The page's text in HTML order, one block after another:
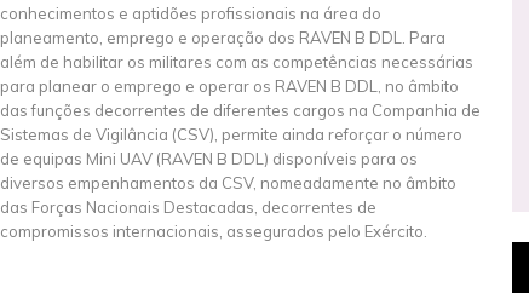
conhecimentos e aptidões profissionais na área do
planeamento, emprego e operação dos RAVEN B DDL. Para
além de habilitar os militares com as competências necessárias
para planear o emprego e operar os RAVEN B DDL, no âmbito
das funções decorrentes de diferentes cargos na Companhia de
Sistemas de Vigilância (CSV), permite ainda reforçar o número
de equipas Mini UAV (RAVEN B DDL) disponíveis para os
diversos empenhamentos da CSV, nomeadamente no âmbito
das Forças Nacionais Destacadas, decorrentes de
compromissos internacionais, assegurados pelo Exército.